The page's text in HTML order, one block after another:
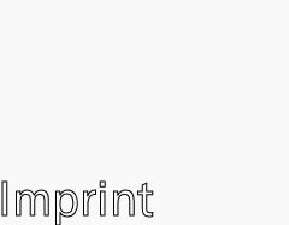
Imprint